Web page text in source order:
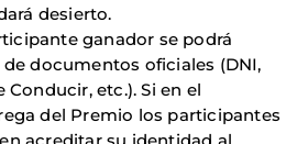
desierto.
ganador se podrá
documentos oficiales (DNI,
Conducir, etc.). Si en el
del Premio los participantes